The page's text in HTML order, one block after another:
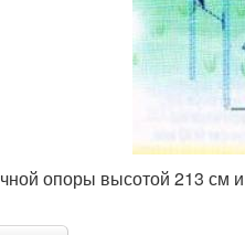
опоры высотой 213 см